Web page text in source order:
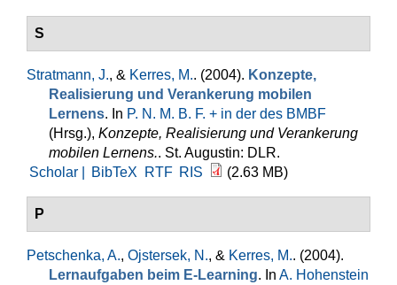
S
Stratmann, J., & Kerres, M.. (2004). Konzepte,
Realisierung und Verankerung mobilen
Lernens. In P. N. M. B. F. + in der des BMBF
(Hrsg.), Konzepte, Realisierung und Verankerung
mobilen Lernens.. St. Augustin: DLR.
Scholar |
BibTeX RTF RIS (2.63 MB)
P
Petschenka, A., Ojstersek, N., & Kerres, M.. (2004).
Lernaufgaben beim E-Learning. In A. Hohenstein